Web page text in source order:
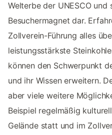
Welterbe der UNESCO
Besuchermagnet dar.
Zollverein-Führung alles
leistungsstärkste
können den Schwerpunkt
und ihr Wissen erweitern.
aber viele weitere
Beispiel regelmäßig
Gelände statt und im